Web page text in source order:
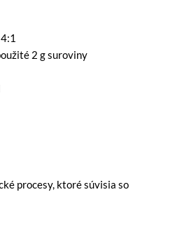
2 g suroviny
procesy, ktoré súvisia so